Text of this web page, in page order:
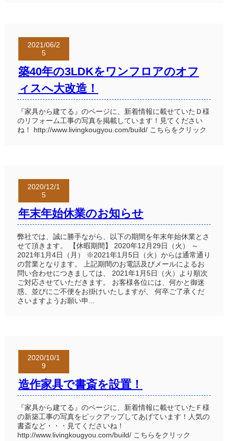
2021/06/2
5
築40年の3LDKをワンフロアのオフ
ィスへ大改造！
『家具から建てる』のページに、新着情報に載せていたＤ様
のリフォーム工事の写真を掲載しています！見てください
ね！ http://www.livingkougyou.com/build/ こちらをクリック
2020/12/1
5
年末年始休業のお知らせ
弊社では、誠に勝手ながら、以下の期間を年末年始休業とさ
せて頂きます。 【休暇期間】 2020年12月29日（火） ～
2021年1月4日（月） ※2021年1月5日（火）からは通常通り
の営業となります。 上記期間のお電話及びメールによるお
問い合わせにつきましては、 2021年1月5日（火）より順次
ご対応させていただきます。 お客様各位には、何かと御迷
惑、並びにご不便をお掛けいたしますが、 何卒ご了承くだ
さいますようお願い申...
2020/10/1
9
造作家具で書斎を設置！
『家具から建てる』のページに、新着情報に載せていたＦ様
の新築工事の写真をピックアップしてあげています！人気の
書斎など・・・見てくださいね！
http://www.livingkougyou.com/build/ こちらをクリック